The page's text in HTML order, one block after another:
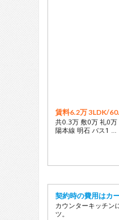
賃料6.2万 3LDK/
共0.3万 敷0万 礼0
陽本線 明石 バス1 …
契約時の費用はカ
カウンターキッチン
ツ。